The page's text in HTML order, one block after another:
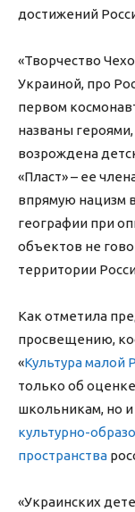
достижений
«Творчество
Украиной, про
первом
названы
возрождена
«Пласт» – ее
впрямую нацизм
географии при
объектов не
территории
Как отметила
просвещению,
«Культура малой
только об
школьникам, но и
культурно-
пространства
«Украинских